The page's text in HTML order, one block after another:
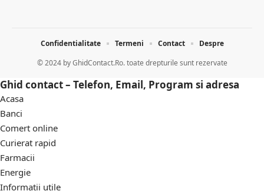
© 2024 byGhidContact.Ro. toate drepturile sunt rezervate
Confidentialitate Termeni Contact Despre
Ghid contact – Telefon, Email, Program si adresa
Acasa
Banci
Comert online
Curierat rapid
Farmacii
Energie
Informatii utile